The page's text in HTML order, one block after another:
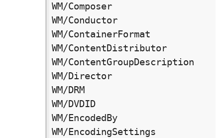
WM/Composer　　　　　　　　　　
WM/Conductor　　　　　　　　　　
WM/ContainerFormat　　　　　　　
WM/ContentDistributor　　　　　
WM/ContentGroupDescription　　
WM/Director　　　　　　　　　　
WM/DRM　　　　　　　　　　　　　
WM/DVDID　　　　　　　　　　　　
WM/EncodedBy　　　　　　　　　　
WM/EncodingSettings　　　　　　